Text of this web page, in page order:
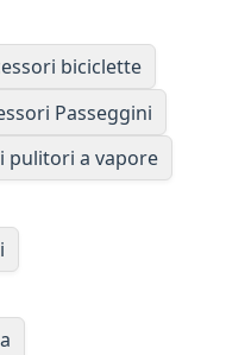
biciclette
Passeggini
pulitori a vapore